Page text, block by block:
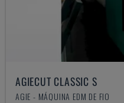
AGIECUT CLASSIC S
AGIE - MÁQUINA EDM DE FIO